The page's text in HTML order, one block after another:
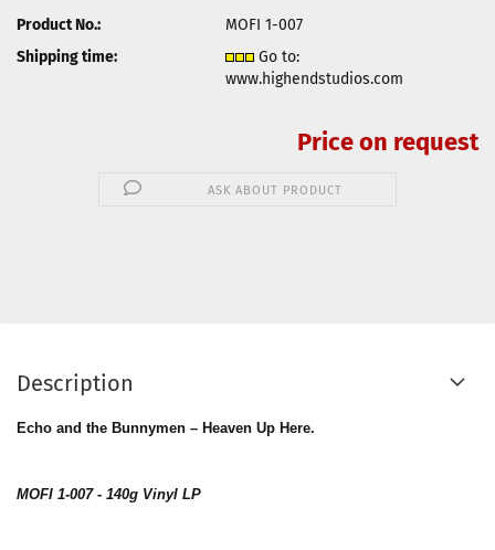
Product No.:
MOFI 1-007
Shipping time:
Go to:
www.highendstudios.com
Price on request
ASK ABOUT PRODUCT
Description
Echo and the Bunnymen – Heaven Up Here.
MOFI 1-007 - 140g Vinyl LP